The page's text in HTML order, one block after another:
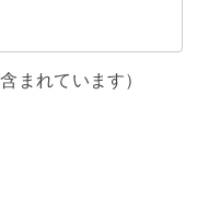
まれています）